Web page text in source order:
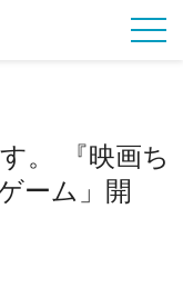
。 『映画ち
ーム」開